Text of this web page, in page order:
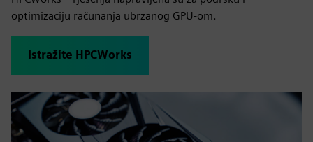
optimizaciju računanja ubrzanog GPU-om.
Istražite HPCWorks